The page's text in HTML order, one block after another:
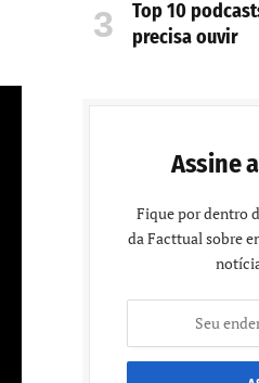
Top 10
precisa ouvir
Assine
Fique por dentro
da Facttual sobre